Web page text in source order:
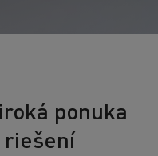
ponuka
riešení